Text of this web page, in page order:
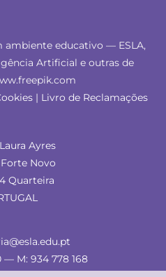
ambiente educativo — ESLA,
Artificial e outras de
| Livro de Reclamações
Ayres
Novo
Quarteira
— M: 934 778 168